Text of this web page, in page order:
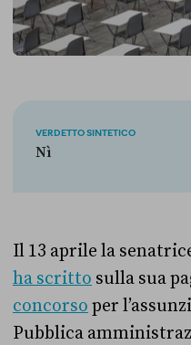
VERDETTO SINTETICO
Nì
Il 13 aprile la
ha scritto sulla sua
concorso per
Pubblica